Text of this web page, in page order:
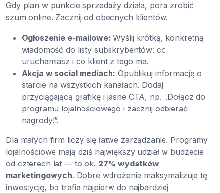
Gdy plan w punkcie sprzedaży działa, pora zrobić
szum online. Zacznij od obecnych klientów.
Ogłoszenie e-mailowe: Wyślij krótką, konkretną
wiadomość do listy subskrybentów: co
uruchamiasz i co klient z tego ma.
Akcja w social mediach: Opublikuj informację o
starcie na wszystkich kanałach. Dodaj
przyciągającą grafikę i jasne CTA, np. „Dołącz do
programu lojalnościowego i zacznij odbierać
nagrody!”.
Dla małych firm liczy się łatwe zarządzanie. Programy
lojalnościowe mają dziś największy udział w budżecie
od czterech lat — to ok. 27% wydatków
marketingowych. Dobre wdrożenie maksymalizuje tę
inwestycję, bo trafia najpierw do najbardziej